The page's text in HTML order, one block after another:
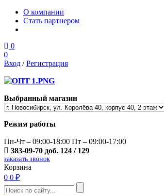
О компании
Стать партнером
0
0
Вход /Регистрация
Выбранный магазин
Режим работы
Пн-Чт – 09:00-18:00 Пт – 09:00-17:00
383-09-70 доб. 124 / 129
заказать звонок
Корзина
0 0 ₽